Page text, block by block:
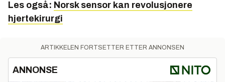
Les også: Norsk sensor kan revolusjonere
hjertekirurgi
ARTIKKELEN FORTSETTER ETTER ANNONSEN
ANNONSE